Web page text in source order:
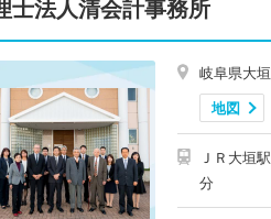
士法人清会計事務所
岐阜県大
地図
ＪＲ大垣
分